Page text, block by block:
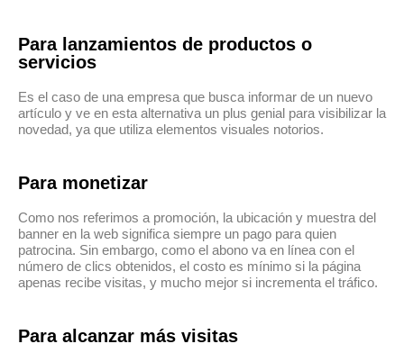
Para lanzamientos de productos o
servicios
Es el caso de una empresa que busca informar de un nuevo
artículo y ve en esta alternativa un plus genial para visibilizar la
novedad, ya que utiliza elementos visuales notorios.
Para monetizar
Como nos referimos a promoción, la ubicación y muestra del
banner en la web significa siempre un pago para quien
patrocina. Sin embargo, como el abono va en línea con el
número de clics obtenidos, el costo es mínimo si la página
apenas recibe visitas, y mucho mejor si incrementa el tráfico.
Para alcanzar más visitas